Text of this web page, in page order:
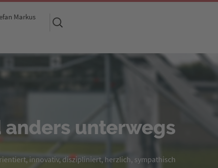
Markus
Suchen
nach:
anders unterwegs
innovativ, diszipliniert, herzlich, sympathisch